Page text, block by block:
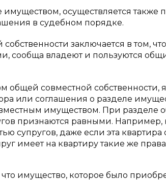
осуществляется также
в судебном порядке.
заключается в том,
сообща владеют и пользуются
совместной собственности,
или соглашения о разделе
имуществом. При разделе
признаются равными. Например,
супругов, даже если эта
имеет на квартиру такие же
имущество, которое было